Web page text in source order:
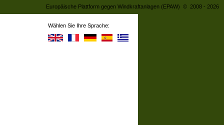
Wählen Sie Ihre Sprache:
Europäische Plattform gegen Windkraftanlagen (EPAW) © 2008 - 2026